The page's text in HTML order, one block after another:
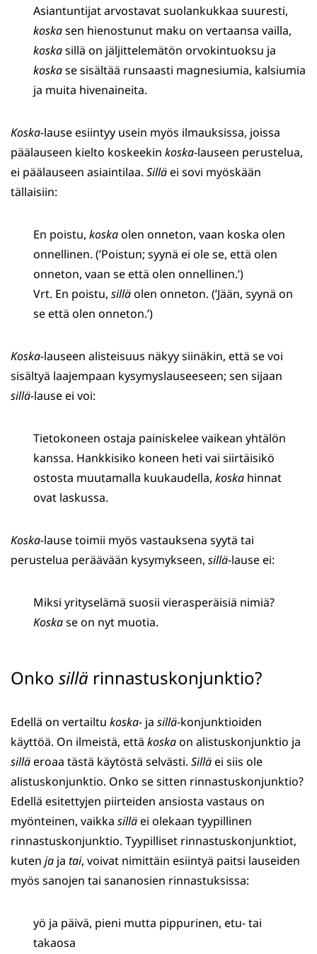
Asiantuntijat arvostavat suolankukkaa suuresti,
koskasen hienostunut maku on vertaansa vailla,
koskasillä on jäljittelemätön orvokintuoksu ja
koskase sisältää runsaasti magnesiumia, kalsiumia
ja muita hivenaineita.
Koska-lause esiintyy usein myös ilmauksissa, joissa
päälauseen kielto koskeekin koska-lauseen perustelua,
ei päälauseen asiaintilaa. Silläei sovi myöskään
tällaisiin:
En poistu, koskaolen onneton, vaan koska olen
onnellinen. (’Poistun; syynä ei ole se, että olen
onneton, vaan se että olen onnellinen.’)
Vrt. En poistu, silläolen onneton. (’Jään, syynä on
se että olen onneton.’)
Koska-lauseen alisteisuus näkyy siinäkin, että se voi
sisältyä laajempaan kysymyslauseeseen; sen sijaan
sillä-lause ei voi:
Tietokoneen ostaja painiskelee vaikean yhtälön
kanssa. Hankkisiko koneen heti vai siirtäisikö
ostosta muutamalla kuukaudella, koska hinnat
ovat laskussa.
Koska-lause toimii myös vastauksena syytä tai
perustelua peräävään kysymykseen, sillä-lause ei:
Miksi yrityselämä suosii vierasperäisiä nimiä?
Koskase on nyt muotia.
Onko sillä rinnastuskonjunktio?
Edellä on vertailtu koska- ja sillä-konjunktioiden
käyttöä. On ilmeistä, että koskaon alistuskonjunktio ja
silläeroaa tästä käytöstä selvästi. Silläei siis ole
alistuskonjunktio. Onko se sitten rinnastuskonjunktio?
Edellä esitettyjen piirteiden ansiosta vastaus on
myönteinen, vaikka silläei olekaan tyypillinen
rinnastuskonjunktio. Tyypilliset rinnastuskonjunktiot,
kuten ja ja tai, voivat nimittäin esiintyä paitsi lauseiden
myös sanojen tai sananosien rinnastuksissa:
yö ja päivä, pieni mutta pippurinen, etu- tai
takaosa